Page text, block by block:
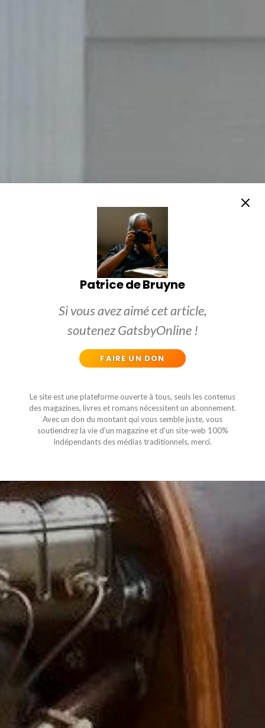
Patrice de Bruyne
Si vous avez aimé cet article,
soutenez GatsbyOnline !
FAIRE UN DON
Le site est une plateforme ouverte à tous, seuls les contenus
des magazines, livres et romans nécessitent un abonnement.
Avec un don du montant qui vous semble juste, vous
soutiendrez la vie d'un magazine et d'un site-web 100%
indépendants des médias traditionnels, merci.